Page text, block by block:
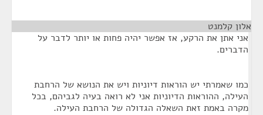
אלון קלמנט
אני אתן את הרקע, אז אפשר יהיה פחות או יותר לדבר על
הדברים.
כמו שאמרתי יש הוראות דיוניות ויש את הנושא של הרחבת
העילה, ההוראות הדיוניות אני לא רואה בעיה לגביהם, בכל
מקרה באמת זאת השאלה הגדולה של הרחבת העילה.